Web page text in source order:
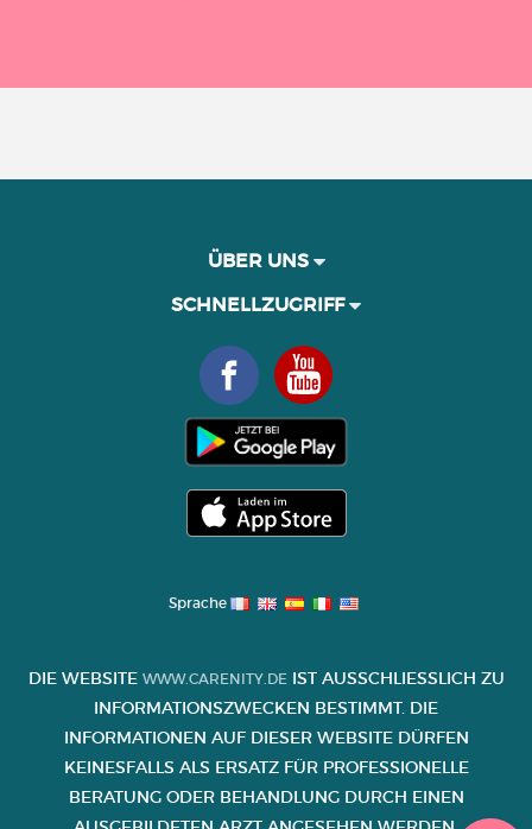
ÜBER UNS
SCHNELLZUGRIFF
Sprache
DIE WEBSITE WWW.CARENITY.DEIST AUSSCHLIESSLICH ZU I
NFORMATIONSZWECKEN BESTIMMT. DIE I
NFORMATIONEN AUF DIESER WEBSITE DÜRFEN K
EINESFALLS ALS ERSATZ FÜR PROFESSIONELLE B
ERATUNG ODER BEHANDLUNG DURCH EINEN A